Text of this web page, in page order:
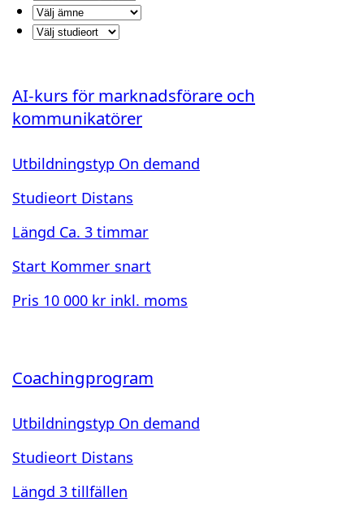
AI-kurs för marknadsförare och
kommunikatörer
Utbildningstyp On demand
Studieort Distans
Längd Ca. 3 timmar
Start Kommer snart
Pris 10 000 kr inkl. moms
Coachingprogram
Utbildningstyp On demand
Studieort Distans
Längd 3 tillfällen